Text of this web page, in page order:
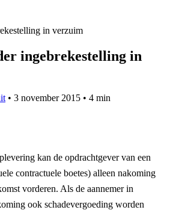
in verzuim
ingebrekestelling in
• 3 november 2015 • 4 min
kan de opdrachtgever van een
contractuele boetes) alleen nakoming
vorderen. Als de aannemer in
ook schadevergoeding worden